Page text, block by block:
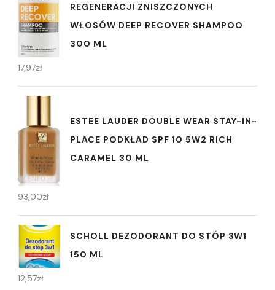
REGENERACJI ZNISZCZONYCH
WŁOSÓW DEEP RECOVER SHAMPOO
300 ML
17,97zł
ESTEE LAUDER DOUBLE WEAR STAY-IN-
PLACE PODKŁAD SPF 10 5W2 RICH
CARAMEL 30 ML
93,00zł
SCHOLL DEZODORANT DO STÓP 3W1
150 ML
12,57zł